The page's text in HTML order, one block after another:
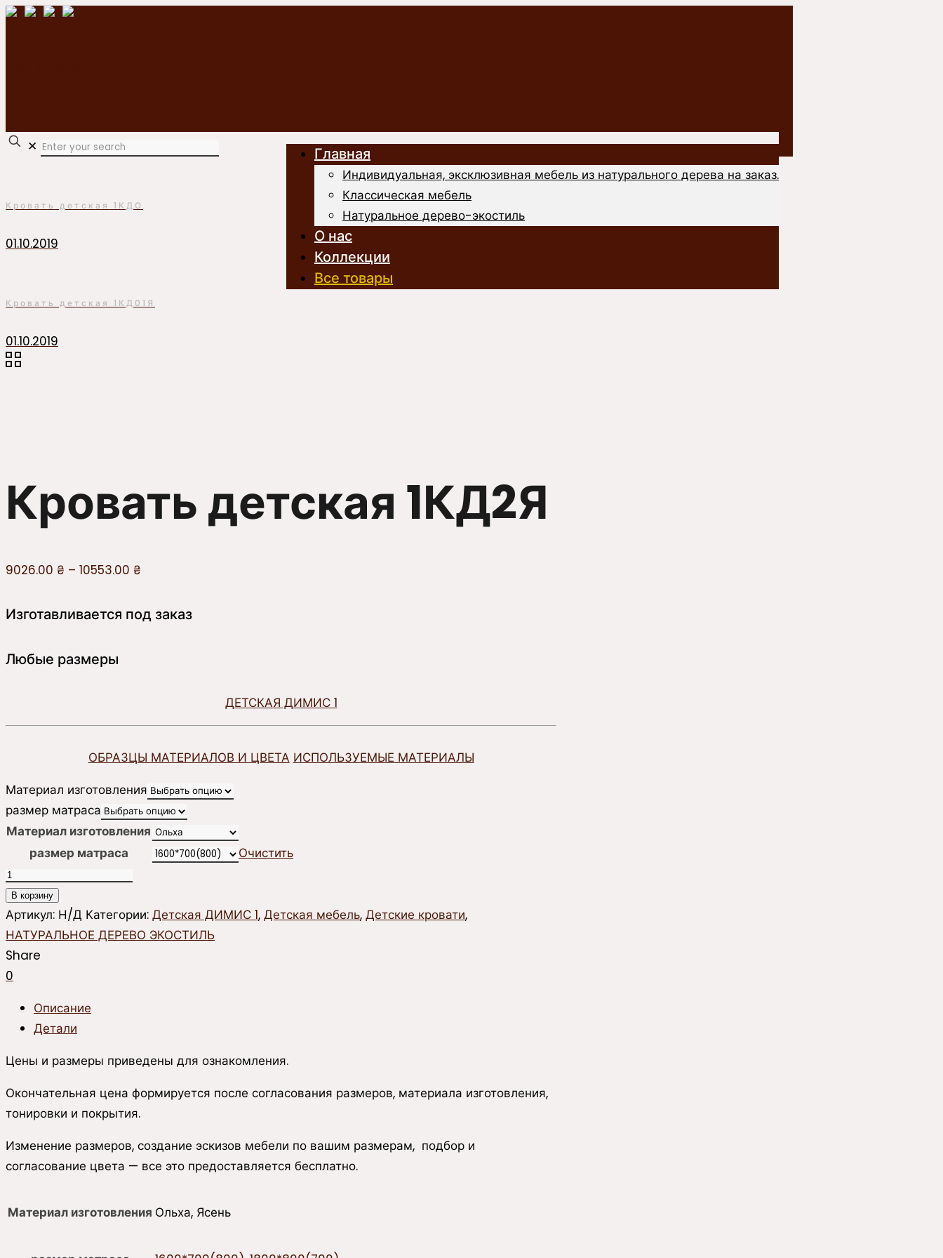
Главная
Индивидуальная, эксклюзивная мебель из натурального дерева на заказ.
Классическая мебель
Натуральное дерево-экостиль
О нас
Коллекции
Все товары
✕
Кровать детская 1КДО
01.10.2019
Кровать детская 1КД01Я
01.10.2019
Кровать детская 1КД2Я
9026.00 ₴ – 10553.00 ₴
Изготавливается под заказ
Любые размеры
ДЕТСКАЯ ДИМИС 1
ОБРАЗЦЫ МАТЕРИАЛОВ И ЦВЕТА ИСПОЛЬЗУЕМЫЕ МАТЕРИАЛЫ
Материал изготовления
размер матраса
Материал изготовления
размер матраса
Очистить
Количество
товара
Кровать
детская
1КД2Я
В корзину
Артикул: Н/Д Категории: Детская ДИМИС 1, Детская мебель, Детские кровати,
НАТУРАЛЬНОЕ ДЕРЕВО ЭКОСТИЛЬ
Share
0
Описание
Детали
Цены и размеры приведены для ознакомления.
Окончательная цена формируется после согласования размеров, материала изготовления,
тонировки и покрытия.
Изменение размеров, создание эскизов мебели по вашим размерам, подбор и
согласование цвета — все это предоставляется бесплатно.
Материал изготовления Ольха, Ясень